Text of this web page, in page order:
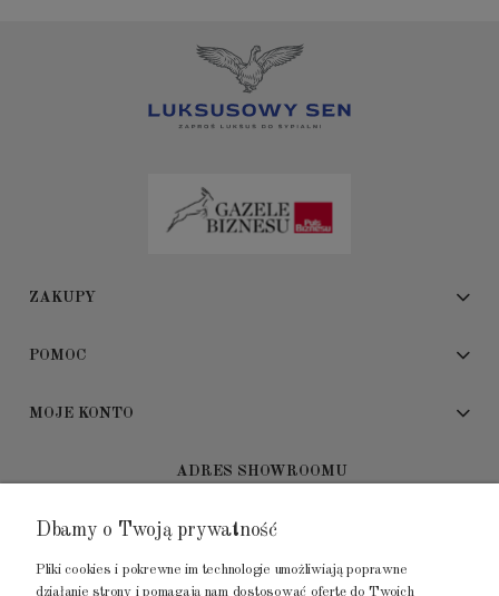
ZAKUPY
POMOC
MOJE KONTO
ADRES SHOWROOMU
GALERIA METROPOLIA
ul. Jana Kilińskiego 4
80-452 Gdańsk
Dbamy o Twoją prywatność
Pliki cookies i pokrewne im technologie umożliwiają poprawne
działanie strony i pomagają nam dostosować ofertę do Twoich